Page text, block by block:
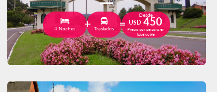
4 Noches Traslados
Desde
USD 450
Precio por persona en
base doble